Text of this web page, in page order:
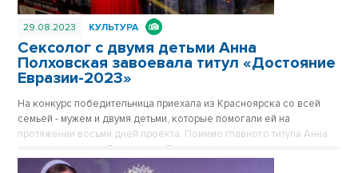
29.08.2023 КУЛЬТУРА
Сексолог с двумя детьми Анна
Полховская завоевала титул «Достояние
Евразии-2023»
На конкурс победительница приехала из Красноярска со всей
семьей - мужем и двумя детьми, которые помогали ей на
протяжении восьми дней проекта. Помимо главного титула Анна
получила звание «Топ-модель Евразии».